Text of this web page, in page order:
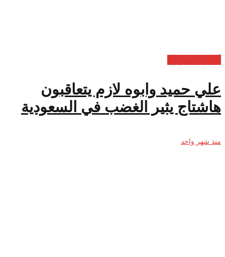
علي حميد وابوه لازم يتعاقبون
هاشتاج يثير الغضب في السعودية
منذ شهر واحد